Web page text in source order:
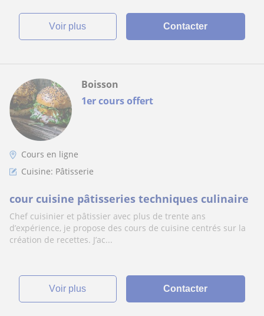
voir plus Contacter
1er cours offert
Boisson
Cours en ligne
Cuisine: Pâtisserie
cour cuisine pâtisseries techniques culinaire
Chef cuisinier et pâtissier avec plus de trente ans
d’expérience, je propose des cours de cuisine centrés sur la
création de recettes. J’ac...
voir plus Contacter